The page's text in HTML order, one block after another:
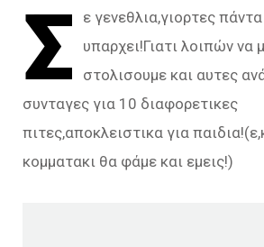
Σ
ε γενεθλια,γιορτες
υπαρχει!Γιατι λοιπών να
στολισουμε και αυτες
συνταγες για 10 διαφορετικες
πιτες,αποκλειστικα για
κομματακι θα φάμε και εμεις!)